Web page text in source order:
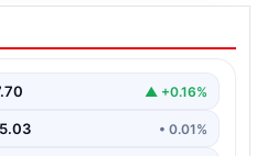
14 Nisan 2026: Altın
Gram, çeyrek,
▲ +0.16%
• 0.01%